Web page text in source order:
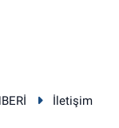
İletişim